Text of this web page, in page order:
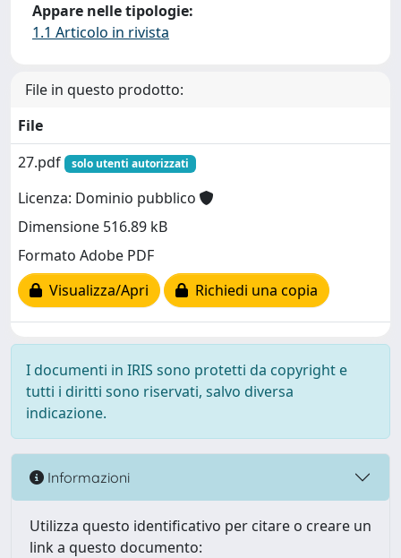
Appare nelle tipologie:
1.1 Articolo in rivista
File in questo prodotto:
File
27.pdf
solo utenti autorizzati
Licenza: Dominio pubblico
Dimensione 516.89 kB
Formato Adobe PDF
Visualizza/Apri
Richiedi una copia
I documenti in IRIS sono protetti da copyright e
tutti i diritti sono riservati, salvo diversa
indicazione.
Informazioni
Utilizza questo identificativo per citare o creare un
link a questo documento: